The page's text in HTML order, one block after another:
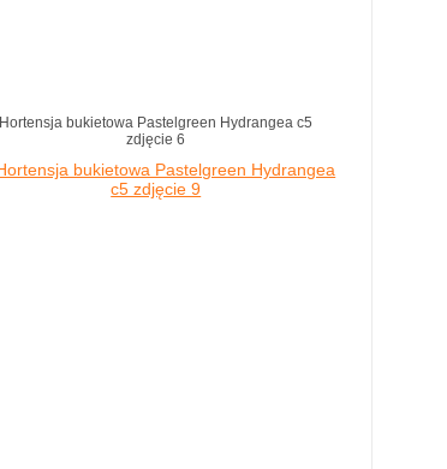
Hortensja bukietowa Pastelgreen Hydrangea c5
zdjęcie 6